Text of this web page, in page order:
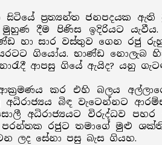
ප්‍රත්‍යන්ත ජනපදයක ඇති
මුහුණ දීම පිණිස ඉදිරියට
හා සාර වස්තුව ගෙන රජු
ගියෝය. භාණ්ඩ නොලැබ
ආපසු ගියේ ඇයිද? යනු
කර එහි බලය
බිඳ වැටෙන්නට
අධිරාජ්‍යයට විරුද්ධව
රජුට තමාගේ මුළු
ලද සේනා පසු බැස ගියහ.